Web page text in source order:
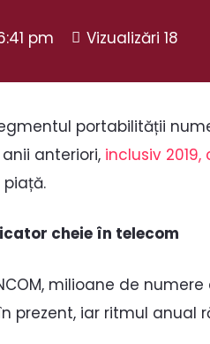
pm Vizualizări18
portabilității
anteriori, inclusiv
piață.
cheie în telecom
milioane de
prezent, iar ritmul anual